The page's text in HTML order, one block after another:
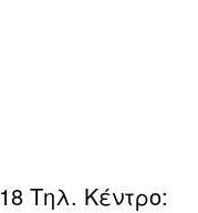
Τηλ. Κέντρο: